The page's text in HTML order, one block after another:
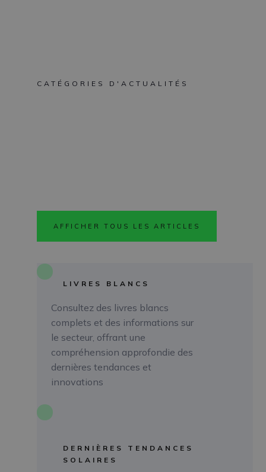
Sur le toit d’un parking à étages à
Luxembourg, à plus de 30 mètres de hauteur, ce carport photovoltaïque suit le rythme de cette destination multi-
CATÉGORIES D'ACTUALITÉS
AFFICHER TOUS LES ARTICLES
LIVRES BLANCS
Consultez des livres blancs
complets et des informations sur
le secteur, offrant une
compréhension approfondie des
dernières tendances et
innovations
DERNIÈRES TENDANCES
SOLAIRES